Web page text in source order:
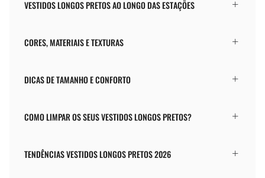
VESTIDOS LONGOS PRETOS AO LONGO DAS ESTAÇÕES
CORES, MATERIAIS E TEXTURAS
DICAS DE TAMANHO E CONFORTO
COMO LIMPAR OS SEUS VESTIDOS LONGOS PRETOS?
TENDÊNCIAS VESTIDOS LONGOS PRETOS 2026